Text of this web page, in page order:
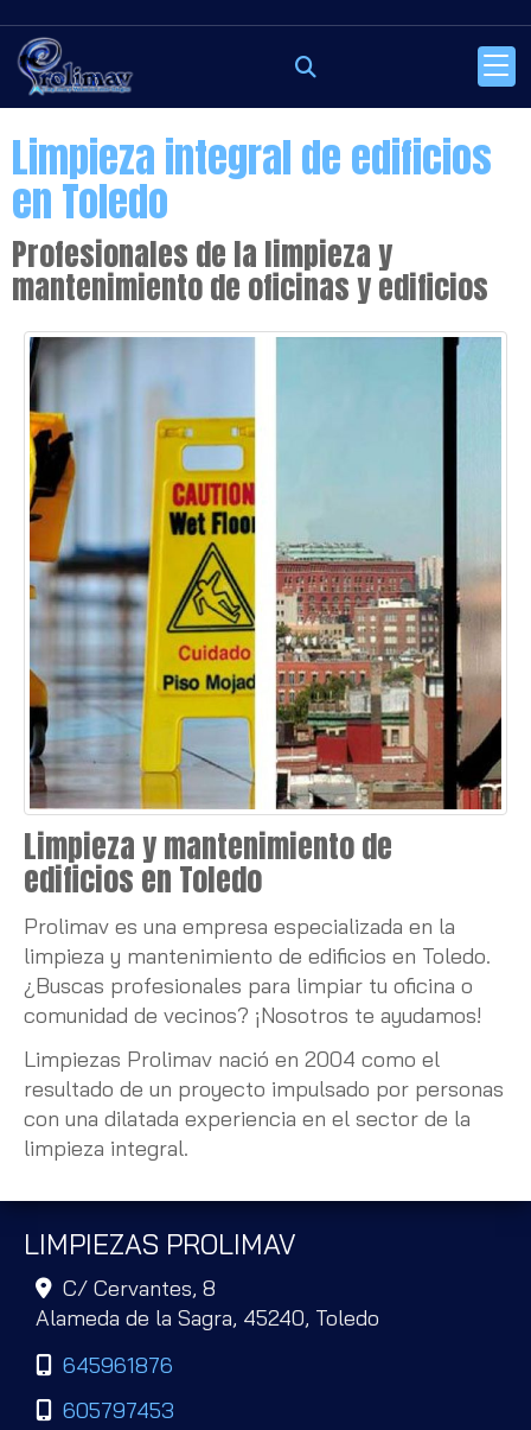
Limpieza integral de edificios
en Toledo
Profesionales de la limpieza y
mantenimiento de oficinas y edificios
Limpieza y mantenimiento de
edificios en Toledo
Prolimav es una empresa especializada en la
limpieza y mantenimiento de edificios en Toledo.
¿Buscas profesionales para limpiar tu oficina o
comunidad de vecinos? ¡Nosotros te ayudamos!
Limpiezas Prolimav nació en 2004 como el
resultado de un proyecto impulsado por personas
con una dilatada experiencia en el sector de la
limpieza integral.
LIMPIEZAS PROLIMAV
C/ Cervantes, 8
Alameda de la Sagra, 45240, Toledo
645961876
605797453